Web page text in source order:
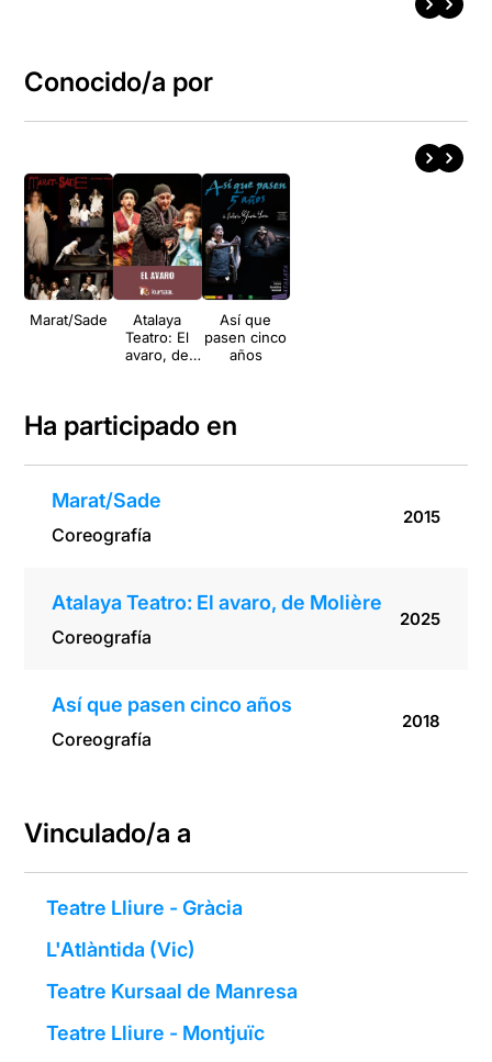
Conocido/a por
Marat/Sade
Atalaya
Teatro: El
avaro, de
Así que
pasen cinco
años
Ha participado en
Marat/Sade
Coreografía
2015
Atalaya Teatro: El avaro, de Molière
Coreografía
2025
Así que pasen cinco años
Coreografía
2018
Vinculado/a a
Teatre Lliure - Gràcia
L'Atlàntida (Vic)
Teatre Kursaal de Manresa
Teatre Lliure - Montjuïc